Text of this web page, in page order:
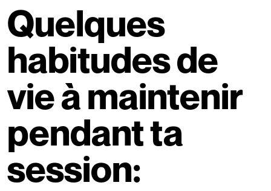
Quelques
habitudes de
vie à maintenir
pendant ta
session: